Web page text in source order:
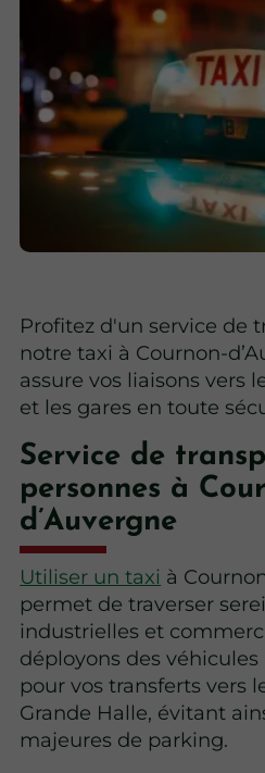
Profitez d'un service de
notre taxi à Cournon-
assure vos liaisons vers
et les gares en toute
Service de
personnes à
d’Auvergne
Utiliser un taxi à
permet de traverser
industrielles et
déployons des
pour vos transferts vers
Grande Halle, évitant
majeures de parking.